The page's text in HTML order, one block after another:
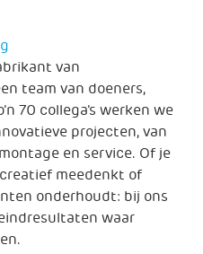
van
team van doeners,
70 collega’s werken we
projecten, van
en service. Of je
meedenkt of
onderhoudt: bij ons
waar